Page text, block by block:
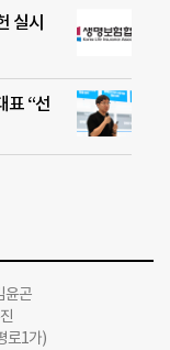
실시
표 “선
윤곤
로1가)